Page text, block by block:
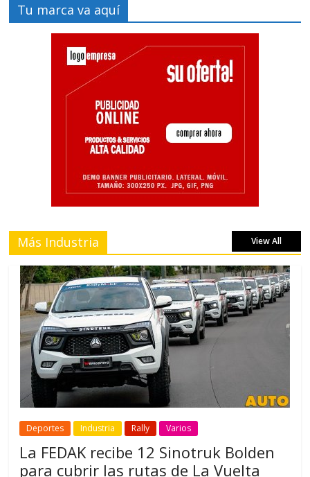
Tu marca va aquí
Más Industria View All
Deportes Industria Rally Varios
La FEDAK recibe 12 Sinotruk Bolden
para cubrir las rutas de La Vuelta